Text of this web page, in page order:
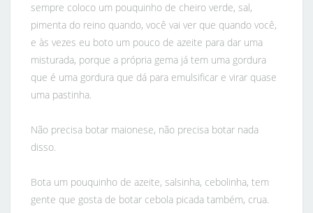
sempre coloco um pouquinho de cheiro verde, sal,
pimenta do reino quando, você vai ver que quando você,
e às vezes eu boto um pouco de azeite para dar uma
misturada, porque a própria gema já tem uma gordura
que é uma gordura que dá para emulsificar e virar quase
uma pastinha.
Não precisa botar maionese, não precisa botar nada
disso.
Bota um pouquinho de azeite, salsinha, cebolinha, tem
gente que gosta de botar cebola picada também, crua.